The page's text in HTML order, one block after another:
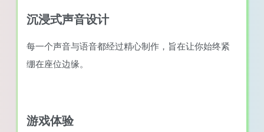
沉浸式声音设计
每一个声音与语音都经过精心制作，旨在让你始终紧
绷在座位边缘。
游戏体验